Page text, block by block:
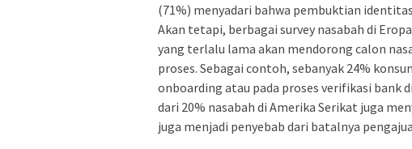
(71%) menyadari bahwa pembuktian
Akan tetapi, berbagai survey nasabah di
yang terlalu lama akan mendorong calon
proses. Sebagai contoh, sebanyak 24%
onboarding atau pada proses verifikasi bank
dari 20% nasabah di Amerika Serikat juga
juga menjadi penyebab dari batalnya